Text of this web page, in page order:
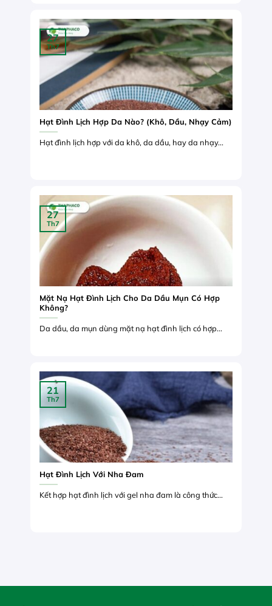
Hạt Đình Lịch Hợp Da Nào? (Khô, Dầu, Nhạy Cảm)
Hạt đình lịch hợp với da khô, da dầu, hay da nhạy...
27
Th7
Mặt Nạ Hạt Đình Lịch Cho Da Dầu Mụn Có Hợp
Không?
Da dầu, da mụn dùng mặt nạ hạt đình lịch có hợp...
27
Th7
Hạt Đình Lịch Với Nha Đam
Kết hợp hạt đình lịch với gel nha đam là công thức...
21
Th7